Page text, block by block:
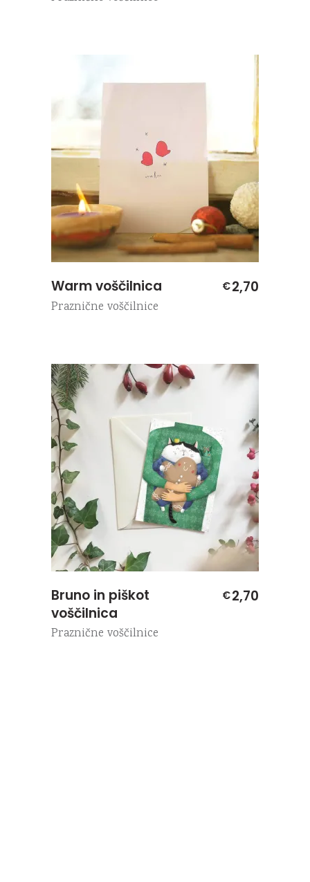
Warm voščilnica €2,70
Praznične voščilnice
Bruno in piškot
voščilnica
€2,70
Praznične voščilnice